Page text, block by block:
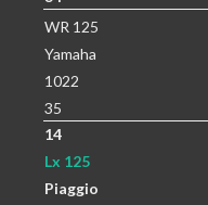
WR 125
Yamaha
1022
35
14
Lx 125
Piaggio